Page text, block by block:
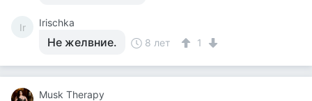
Ir Irischka
Не желвние. 8 лет 1
Musk Therapy